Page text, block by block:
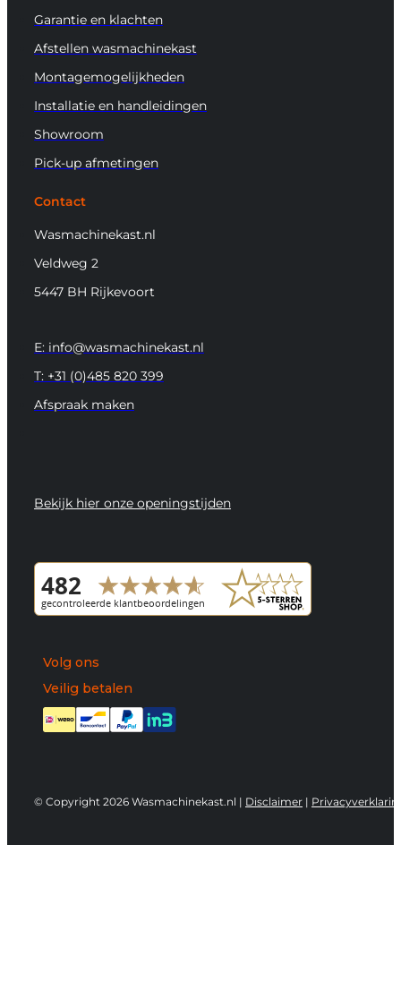
Garantie en klachten
Afstellen wasmachinekast
Montagemogelijkheden
Installatie en handleidingen
Showroom
Pick-up afmetingen
Contact
Wasmachinekast.nl
Veldweg 2
5447 BH Rijkevoort
E: info@wasmachinekast.nl
T: +31 (0)485 820 399
Afspraak maken
Bekijk hier onze openingstijden
Volg ons
Veilig betalen
© Copyright 2026 Wasmachinekast.nl | Disclaimer |